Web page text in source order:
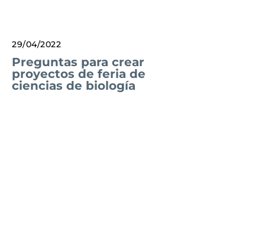
29/04/2022
Preguntas para crear
proyectos de feria de
ciencias de biología